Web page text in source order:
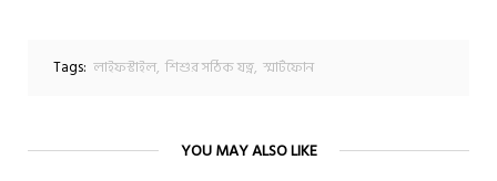
Tags: লাইফস্টাইল শিশুর সঠিক যত্ন স্মার্টফোন
YOU MAY ALSO LIKE